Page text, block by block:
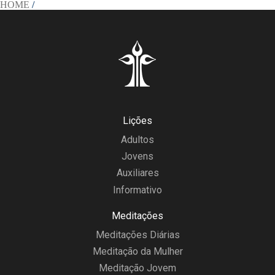
HOME /
Lições
Adultos
Jovens
Auxiliares
Informativo
Meditações
Meditações Diárias
Meditação da Mulher
Meditação Jovem